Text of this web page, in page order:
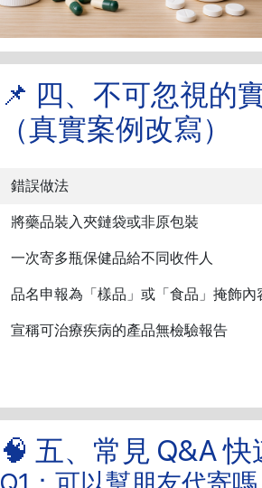
📌 四、不可忽視的
（真實案例改寫）
錯誤做法
將藥品裝入夾鏈袋或非原包裝
一次寄多瓶保健品給不同收件人
品名申報為「樣品」或「食品」掩飾內
宣稱可治療疾病的產品無檢驗報告
🧠 五、常見 Q&A 快